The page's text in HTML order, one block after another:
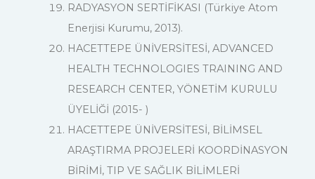
RADYASYON SERTİFİKASI (Türkiye Atom
Enerjisi Kurumu, 2013).
HACETTEPE ÜNİVERSİTESİ, ADVANCED
HEALTH TECHNOLOGIES TRAINING AND
RESEARCH CENTER, YÖNETİM KURULU
ÜYELİĞİ (2015- )
HACETTEPE ÜNİVERSİTESİ, BİLİMSEL
ARAŞTIRMA PROJELERİ KOORDİNASYON
BİRİMİ, TIP VE SAĞLIK BİLİMLERİ